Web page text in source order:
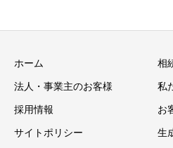
ホーム 相
法人・事業主のお客様 私
採用情報 お
サイトポリシー 生